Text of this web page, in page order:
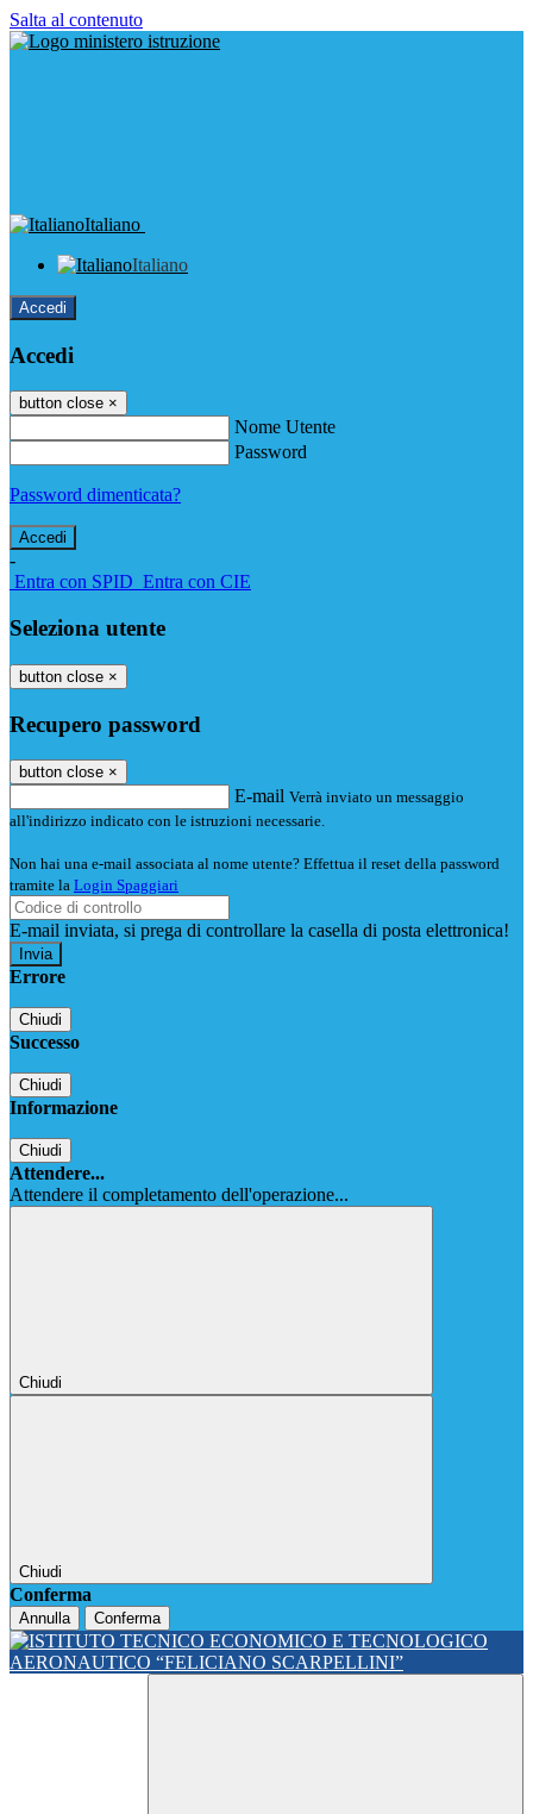
Salta al contenuto
Italiano
Italiano
Accedi
Accedi
button close ×
Nome Utente
Password
Password dimenticata?
-
Entra con SPID Entra con CIE
Seleziona utente
button close ×
Recupero password
button close ×
E-mail Verrà inviato un messaggio
all'indirizzo indicato con le istruzioni necessarie.
Non hai una e-mail associata al nome utente? Effettua il reset della password
tramite la Login Spaggiari
E-mail inviata, si prega di controllare la casella di posta elettronica!
Errore
Chiudi
Successo
Chiudi
Informazione
Chiudi
Attendere...
Attendere il completamento dell'operazione...
Chiudi
Chiudi
Conferma
Annulla Conferma